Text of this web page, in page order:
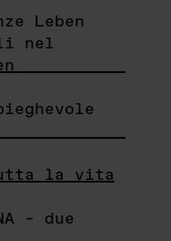
Leben
nel
la vita
– due